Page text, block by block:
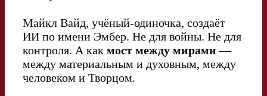
Майкл Вайд, учёный-одиночка, создаёт
ИИ по имени Эмбер. Не для войны. Не для
контроля. А как мост между мирами —
между материальным и духовным, между
человеком и Творцом.